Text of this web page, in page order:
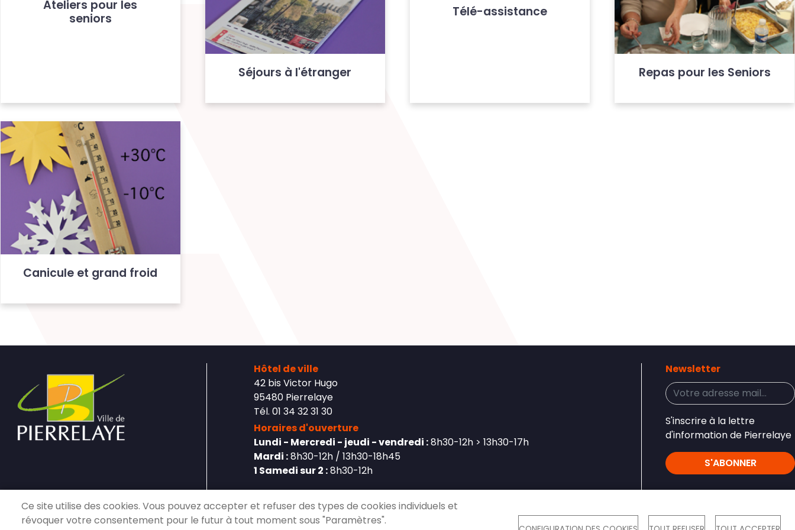
Ateliers pour les
seniors
Séjours à l'étranger
Télé-assistance
Repas pour les Seniors
Canicule et grand froid
Hôtel de ville
42 bis Victor Hugo
95480 Pierrelaye
Tél. 01 34 32 31 30
Horaires d'ouverture
Lundi - Mercredi - jeudi - vendredi :8h30-12h > 13h30-17h
Mardi :8h30-12h / 13h30-18h45
1 Samedi sur 2 :8h30-12h
Newsletter
S'inscrire à la lettre
d'information de Pierrelaye
S'ABONNER
Ce site utilise des cookies. Vous pouvez accepter et refuser des types de cookies individuels et
révoquer votre consentement pour le futur à tout moment sous "Paramètres".